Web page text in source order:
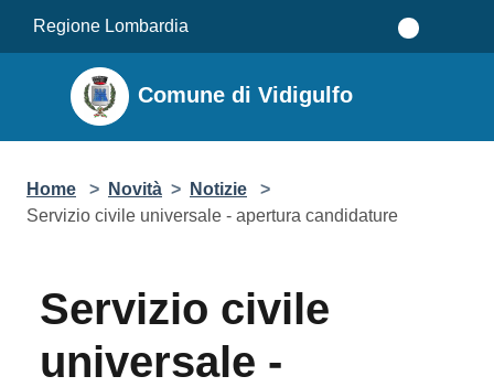
Regione Lombardia
Comune di Vidigulfo
Home > Novità > Notizie
>
Servizio civile universale - apertura candidature
Servizio civile
universale -